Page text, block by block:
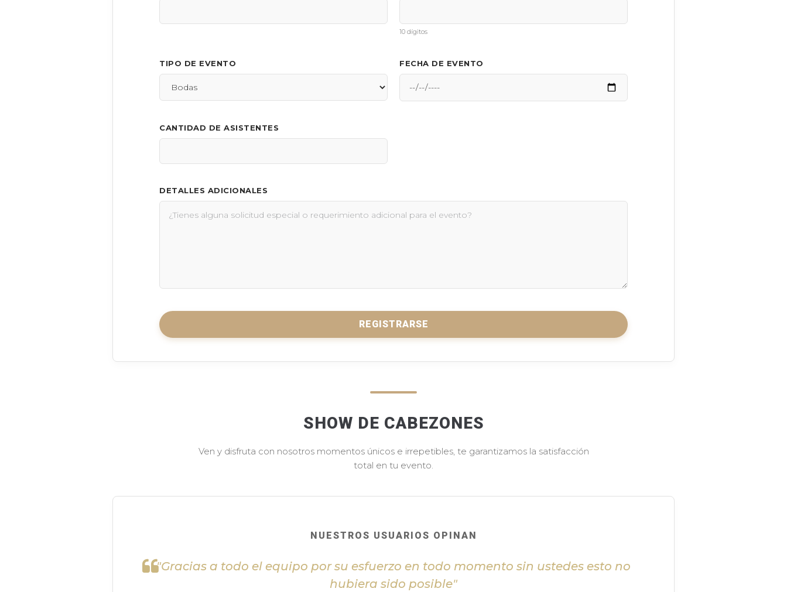
10 dígitos
TIPO DE EVENTO FECHA DE EVENTO
CANTIDAD DE ASISTENTES
DETALLES ADICIONALES
REGISTRARSE
SHOW DE CABEZONES
Ven y disfruta con nosotros momentos únicos e irrepetibles, te garantizamos la satisfacción
total en tu evento.
NUESTROS USUARIOS OPINAN
"Gracias a todo el equipo por su esfuerzo en todo momento sin ustedes esto no
hubiera sido posible"